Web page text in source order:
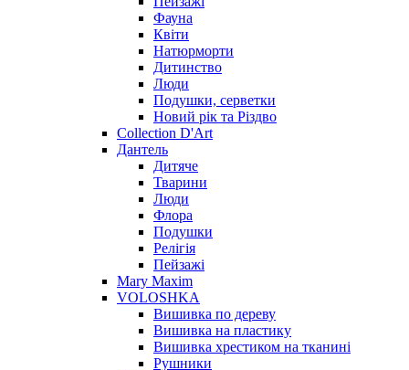
Фауна
Квіти
Натюрморти
Дитинство
Люди
Подушки, серветки
Новий рік та Різдво
Collection D'Art
Дантель
Дитяче
Тварини
Люди
Флора
Подушки
Релігія
Пейзажі
Mary Maxim
VOLOSHKA
Вишивка по дереву
Вишивка на пластику
Вишивка хрестиком на тканині
Рушники